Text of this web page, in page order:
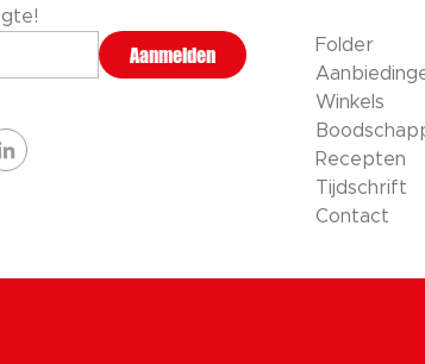
Aanmelden
Folder
Winkels
Recepten
Tijdschrift
Contact